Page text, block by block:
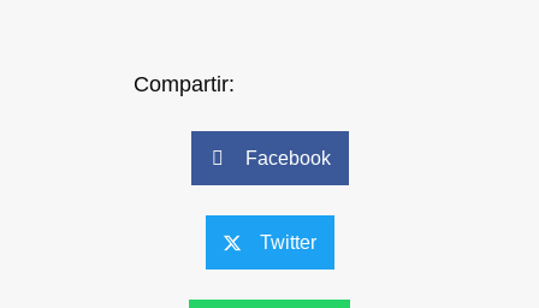
Compartir:
Facebook
Twitter